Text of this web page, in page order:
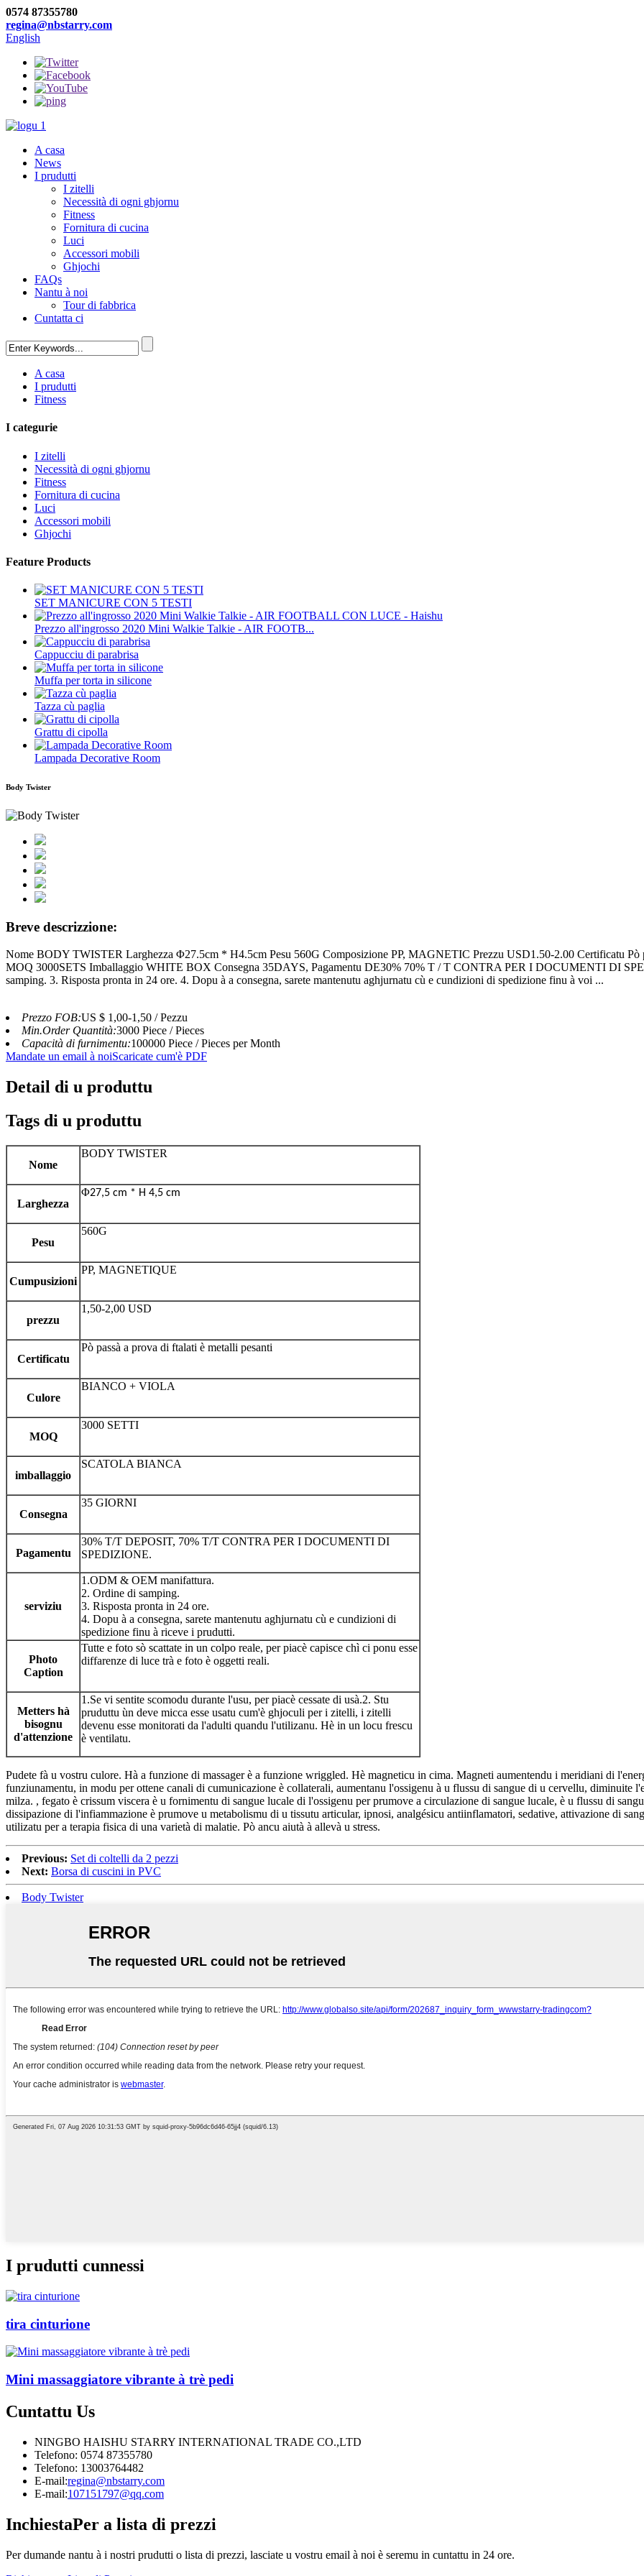
0574 87355780
regina@nbstarry.com
English
A casa
News
I prudutti
I zitelli
Necessità di ogni ghjornu
Fitness
Fornitura di cucina
Luci
Accessori mobili
Ghjochi
FAQs
Nantu à noi
Tour di fabbrica
Cuntatta ci
A casa
I prudutti
Fitness
I categurie
I zitelli
Necessità di ogni ghjornu
Fitness
Fornitura di cucina
Luci
Accessori mobili
Ghjochi
Feature Products
SET MANICURE CON 5 TESTI
Prezzo all'ingrosso 2020 Mini Walkie Talkie - AIR FOOTB...
Cappucciu di parabrisa
Muffa per torta in silicone
Tazza cù paglia
Grattu di cipolla
Lampada Decorative Room
Body Twister
Breve descrizzione:
Nome BODY TWISTER Larghezza Φ27.5cm * H4.5cm Pesu 560G Composizione PP, MAGNETIC Prezzu USD1.50-2.00 Certificatu
MOQ 3000SETS Imballaggio WHITE BOX Consegna 35DAYS, Pagamentu DE30% 70% T / T CONTRA PER I DOCUMENTI DI
samping. 3. Risposta pronta in 24 ore. 4. Dopu à a consegna, sarete mantenutu aghjurnatu cù e cundizioni di spedizione finu à voi ...
Prezzo FOB:US $ 1,00-1,50 / Pezzu
Min.Order Quantità:3000 Piece / Pieces
Capacità di furnimentu:100000 Piece / Pieces per Month
Mandate un email à noiScaricate cum'è PDF
Detail di u produttu
Tags di u produttu
Nome
BODY TWISTER
Larghezza
Φ27,5 cm * H 4,5 cm
Pesu
560G
Cumpusizioni
PP, MAGNETIQUE
prezzu
1,50-2,00 USD
Certificatu
Pò passà a prova di ftalati è metalli pesanti
Culore
BIANCO + VIOLA
MOQ
3000 SETTI
imballaggio
SCATOLA BIANCA
Consegna
35 GIORNI
Pagamentu
30% T/T DEPOSIT, 70% T/T CONTRA PER I DOCUMENTI DI
SPEDIZIONE.
serviziu
1.ODM & OEM manifattura.
2. Ordine di samping.
3. Risposta pronta in 24 ore.
4. Dopu à a consegna, sarete mantenutu aghjurnatu cù e cundizioni di
spedizione finu à riceve i prudutti.
Photo
Caption
Tutte e foto sò scattate in un colpo reale, per piacè capisce chì ci ponu esse
diffarenze di luce trà e foto è oggetti reali.
Metters hà
bisognu
d'attenzione
1.Se vi sentite scomodu durante l'usu, per piacè cessate di usà.2. Stu
pruduttu ùn deve micca esse usatu cum'è ghjoculi per i zitelli, i zitelli
devenu esse monitorati da l'adulti quandu l'utilizanu. Hè in un locu frescu
è ventilatu.
Pudete fà u vostru culore. Hà a funzione di massager è a funzione wriggled. Hè magneticu in cima. Magneti aumentendu i meridiani di
funziunamentu, in modu per ottene canali di cumunicazione è collaterali, aumentanu l'ossigenu à u flussu di sangue di u cervellu, diminuite
milza. , fegato è crissum viscera è u fornimentu di sangue lucale di l'ossigenu per prumove a circulazione di sangue lucale, è u flussu di
dissipazione di l'infiammazione è prumove u metabolismu di u tissutu articular, ipnosi, analgésicu antiinflamatori, sedative, attivazione di
utilizatu per a terapia fisica di una varietà di malatie. Pò ancu aiutà à allevà u stress.
Previous: Set di coltelli da 2 pezzi
Next: Borsa di cuscini in PVC
Body Twister
I prudutti cunnessi
tira cinturione
Mini massaggiatore vibrante à trè pedi
Cuntattu Us
NINGBO HAISHU STARRY INTERNATIONAL TRADE CO.,LTD
Telefono: 0574 87355780
Telefono: 13003764482
E-mail:regina@nbstarry.com
E-mail:107151797@qq.com
InchiestaPer a lista di prezzi
Per dumande nantu à i nostri prudutti o lista di prezzi, lasciate u vostru email à noi è seremu in cuntattu in 24 ore.